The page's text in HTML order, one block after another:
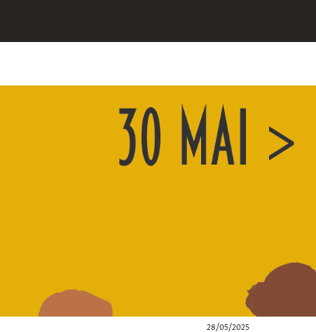
28/05/2025